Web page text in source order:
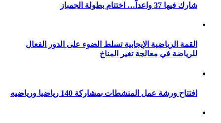
شارك فيها 37 واعداً… اختتام بطولة الجمباز
القمة الرياضية الإيجابية تسلط الضوء على الدور الفعال
للرياضة في معالجة تغير المناخ
افتتاح ورشة عمل المنشطات بمشاركة 140 رياضيا ورياضيه